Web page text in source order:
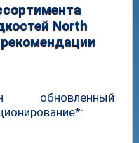
North
обновленный